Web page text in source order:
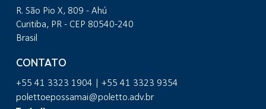
R. São Pio X, 809 - Ahú
Curitiba, PR - CEP 80540-240
Brasil
CONTATO
+55 41 3323 1904 | +55 41 3323 9354
polettoepossamai@poletto.adv.br